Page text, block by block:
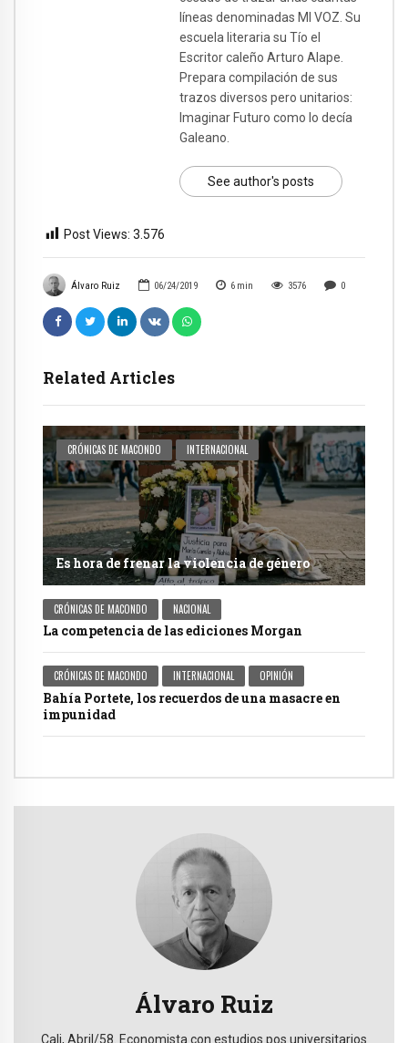
Álvaro Ruiz 06/24/2019 6 min 3576 0
Related Articles
CRÓNICAS DE MACONDO INTERNACIONAL
Es hora de frenar la violencia de género
CRÓNICAS DE MACONDO NACIONAL
La competencia de las ediciones Morgan
CRÓNICAS DE MACONDO INTERNACIONAL OPINIÓN
Bahía Portete, los recuerdos de una masacre en
impunidad
líneas denominadas MI VOZ. Su
escuela literaria su Tío el
Escritor caleño Arturo Alape.
Prepara compilación de sus
trazos diversos pero unitarios:
Imaginar Futuro como lo decía
Galeano.
See author's posts
Post Views: 3.576
Álvaro Ruiz
Cali, Abril/58. Economista con estudios pos universitarios